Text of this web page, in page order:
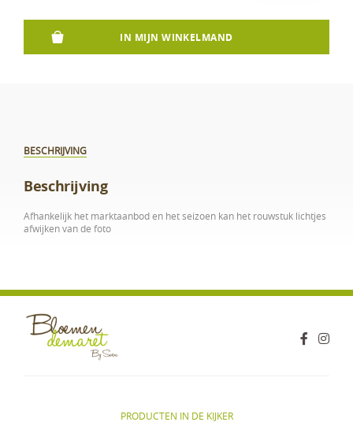
IN MIJN WINKELMAND
BESCHRIJVING
Beschrijving
Afhankelijk het marktaanbod en het seizoen kan het rouwstuk lichtjes
afwijken van de foto
PRODUCTEN IN DE KIJKER